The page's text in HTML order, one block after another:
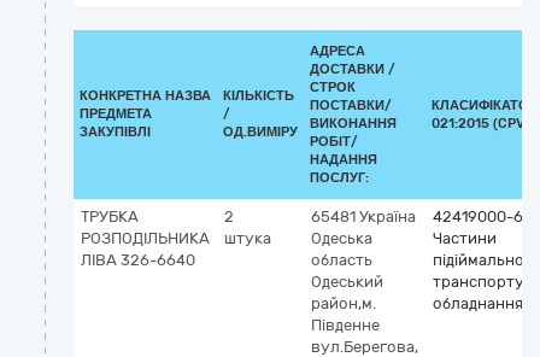
КОНКРЕТНА НАЗВА
ПРЕДМЕТА
ЗАКУПІВЛІ
КІЛЬКІСТЬ
/
ОД.ВИМІРУ
АДРЕСА
ДОСТАВКИ /
СТРОК
ПОСТАВКИ/
ВИКОНАННЯ
РОБІТ/
НАДАННЯ
ПОСЛУГ:
КЛАСИФІКАТОР
021:2015 (CPV)
ТРУБКА
РОЗПОДІЛЬНИКА
ЛІВА 326-6640
2
штука
65481 Україна
Одеська
область
Одеський
район,м.
Південне
вул.Берегова,
42419000-6
Частини
підіймально-
обладнання